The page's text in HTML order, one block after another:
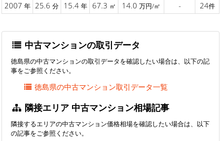
2007 年 25.6 分 15.4 年 67.3 ㎡ 14.0 万円/㎡ - 24件
中古マンションの取引データ
徳島県の中古マンションの取引データを確認したい場合は、以下の記
事をご参照ください。
徳島県の中古マンション取引データ一覧
隣接エリア 中古マンション相場記事
隣接するエリアの中古マンション価格相場を確認したい場合は、以下
の記事をご参照ください。